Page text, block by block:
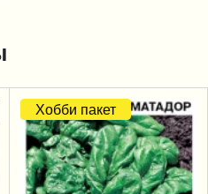
Хобби пакет